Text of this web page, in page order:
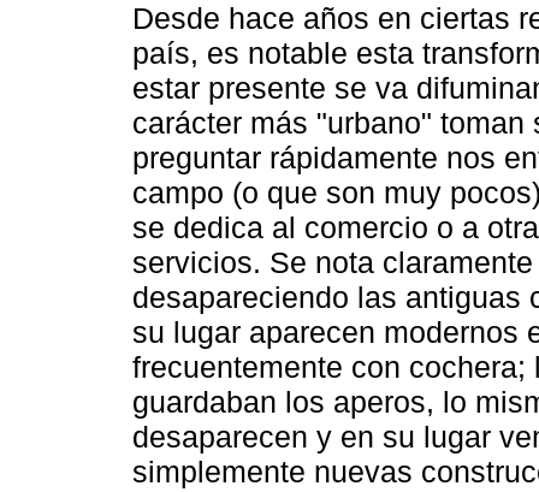
Desde hace años en ciertas
país, es notable esta
estar presente se va
carácter más "urbano"
preguntar rápidamente nos
campo (o que son muy
se dedica al comercio o a
servicios. Se nota
desapareciendo las antiguas
su lugar aparecen modernos
frecuentemente con
guardaban los aperos, lo
desaparecen y en su lugar
simplemente nuevas